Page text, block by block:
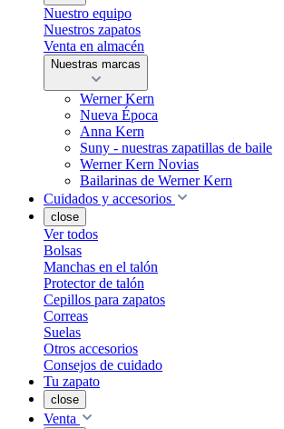
Nuestro equipo
Nuestros zapatos
Venta en almacén
Nuestras marcas
Werner Kern
Nueva Época
Anna Kern
Suny - nuestras zapatillas de baile
Werner Kern Novias
Bailarinas de Werner Kern
Cuidados y accesorios
close
Ver todos
Bolsas
Manchas en el talón
Protector de talón
Cepillos para zapatos
Correas
Suelas
Otros accesorios
Consejos de cuidado
Tu zapato
close
Venta